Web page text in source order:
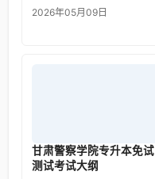
2026年05月09日
甘肃警察学院专升本免试
测试考试大纲